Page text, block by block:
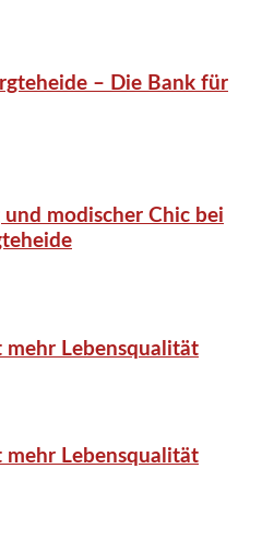
– Die Bank für
modischer Chic bei
Lebensqualität
Lebensqualität